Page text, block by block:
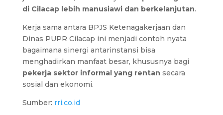
di Cilacap lebih manusiawi dan berkelanjutan.
Kerja sama antara BPJS Ketenagakerjaan dan
Dinas PUPR Cilacap ini menjadi contoh nyata
bagaimana sinergi antarinstansi bisa
menghadirkan manfaat besar, khususnya bagi
pekerja sektor informal yang rentan secara
sosial dan ekonomi.
Sumber: rri.co.id